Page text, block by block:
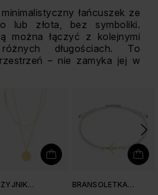
łańcuszek ze
lub złota, bez symboliki.
można łączyć z kolejnymi
długościach. To
– nie zamyka jej w
BRANSOLETKA